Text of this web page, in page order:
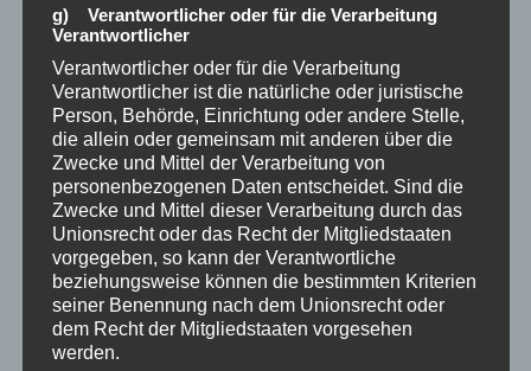
Nutze stattdessen offene, lösungsorientierte
Fragen: Eine echte Frage soll keine schnelle,
logische Antwort im Verstand erzwingen,
sonderneinen energetischen Raum an
völlig neuen Möglichkeiten eröffnen. Wenn
du fragst:
„Was ist hier noch möglich, das ich jetzt noch
nicht sehe?“
„Wer müsste ich sein, um dieses Problem
spielerisch zu lösen?“
g) Verantwortlicher oder für die Verarbeitung
Verantwortlicher
Verantwortlicher oder für die Verarbeitung
Verantwortlicher ist die natürliche oder juristische
Person, Behörde, Einrichtung oder andere Stelle,
die allein oder gemeinsam mit anderen über die
Zwecke und Mittel der Verarbeitung von
personenbezogenen Daten entscheidet. Sind die
Zwecke und Mittel dieser Verarbeitung durch das
Unionsrecht oder das Recht der Mitgliedstaaten
vorgegeben, so kann der Verantwortliche
beziehungsweise können die bestimmten Kriterien
seiner Benennung nach dem Unionsrecht oder
dem Recht der Mitgliedstaaten vorgesehen
werden.